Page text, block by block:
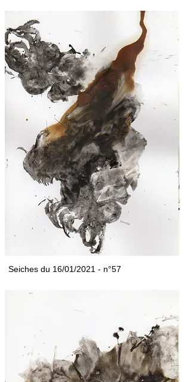
Seiches du 16/01/2021 - n°57